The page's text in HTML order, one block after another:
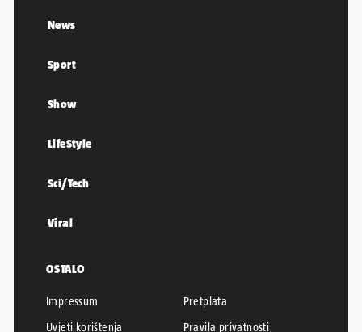
News
Sport
Show
LifeStyle
Sci/Tech
Viral
OSTALO
Impressum
Pretplata
Uvjeti korištenja
Pravila privatnosti